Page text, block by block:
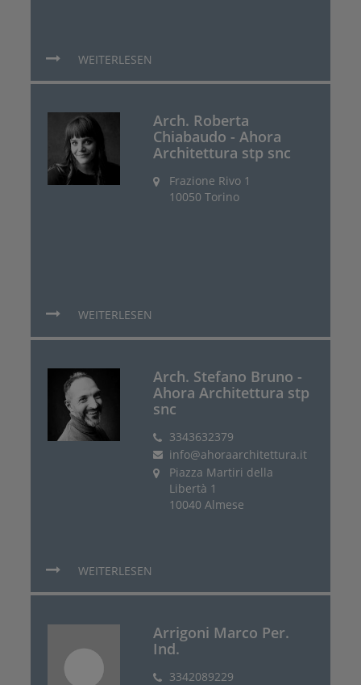
WEITERLESEN
Arch. Roberta
Chiabaudo - Ahora
Architettura stp snc
Frazione Rivo 1
10050 Torino
WEITERLESEN
Arch. Stefano Bruno -
Ahora Architettura stp
snc
3343632379
info@ahoraarchitettura.it
Piazza Martiri della
Libertà 1
10040 Almese
WEITERLESEN
Arrigoni Marco Per.
Ind.
3342089229